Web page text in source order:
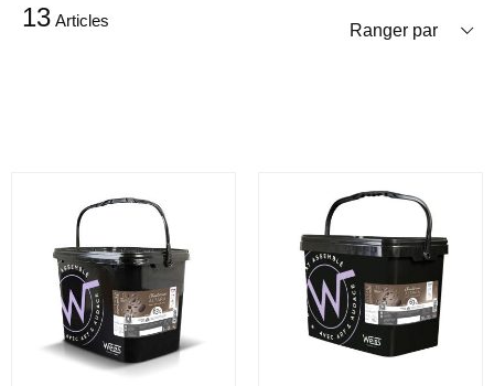
13 Articles
Ranger par